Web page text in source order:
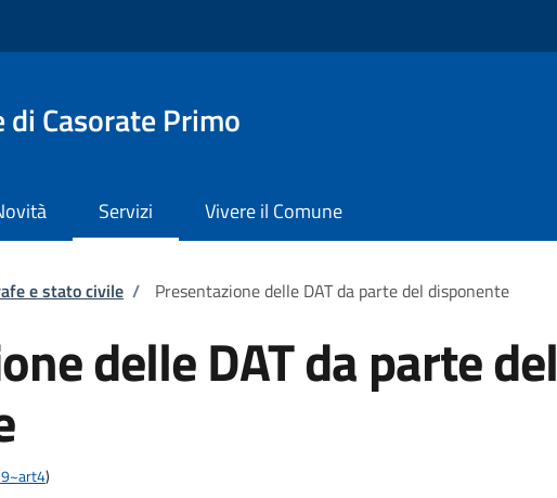
di Casorate Primo
Servizi Vivere il Comune
e stato civile / Presentazione delle DAT da parte del disponente
delle DAT da parte del
)